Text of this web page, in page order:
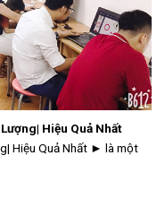
Hiệu Quả Nhất
Hiệu Quả Nhất ► là một